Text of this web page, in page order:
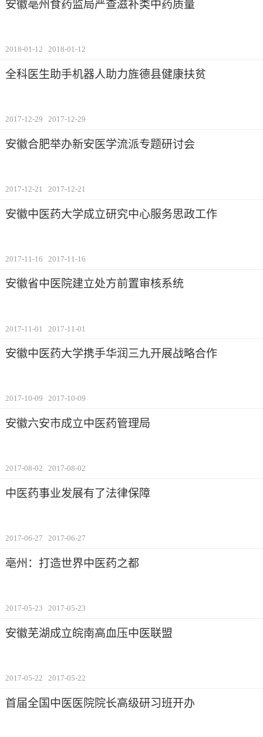
安徽亳州食药监局严查滋补类中药质量
2018-01-12 2018-01-12
全科医生助手机器人助力旌德县健康扶贫
2017-12-29 2017-12-29
安徽合肥举办新安医学流派专题研讨会
2017-12-21 2017-12-21
安徽中医药大学成立研究中心服务思政工作
2017-11-16 2017-11-16
安徽省中医院建立处方前置审核系统
2017-11-01 2017-11-01
安徽中医药大学携手华润三九开展战略合作
2017-10-09 2017-10-09
安徽六安市成立中医药管理局
2017-08-02 2017-08-02
中医药事业发展有了法律保障
2017-06-27 2017-06-27
亳州：打造世界中医药之都
2017-05-23 2017-05-23
安徽芜湖成立皖南高血压中医联盟
2017-05-22 2017-05-22
首届全国中医医院院长高级研习班开办